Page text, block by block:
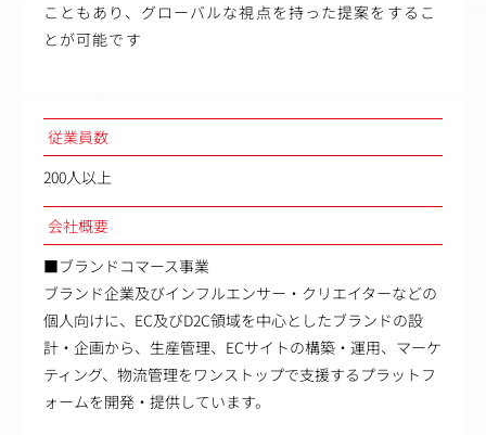
こともあり、グローバルな視点を持った提案をするこ
とが可能です
従業員数
200人以上
会社概要
■ブランドコマース事業
ブランド企業及びインフルエンサー・クリエイターなどの
個人向けに、EC及びD2C領域を中心としたブランドの設
計・企画から、生産管理、ECサイトの構築・運用、マーケ
ティング、物流管理をワンストップで支援するプラットフ
ォームを開発・提供しています。